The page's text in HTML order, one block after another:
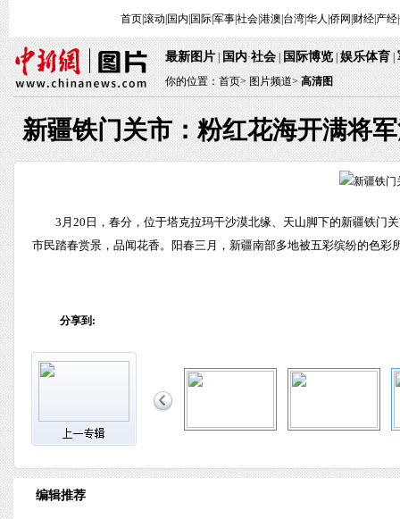
首页|滚动 国内 国际|军事|社会|港澳 台湾|华人 侨网 财经| 产经|
最新图片 | 国内·社会 | 国际博览 | 娱乐体育 |
你的位置：首页> 图片频道> 高清图
新疆铁门关市：粉红花海开满将
3月20日，春分，位于塔克拉玛干沙漠北缘、天山脚下的新疆铁门
市民踏春赏景，品闻花香。阳春三月，新疆南部多地被五彩缤纷的色彩
分享到:
编辑推荐